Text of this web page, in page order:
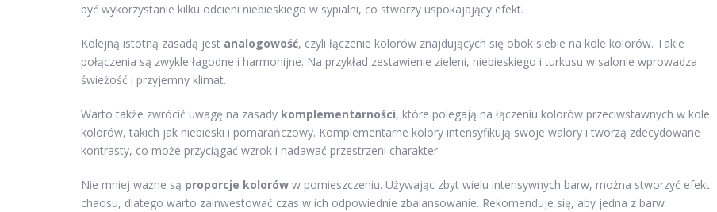
być wykorzystanie kilku odcieni niebieskiego w sypialni, co stworzy uspokajający efekt.
Kolejną istotną zasadą jest analogowość, czyli łączenie kolorów znajdujących się obok siebie na kole kolorów. Takie
połączenia są zwykle łagodne i harmonijne. Na przykład zestawienie zieleni, niebieskiego i turkusu w salonie wprowadza
świeżość i przyjemny klimat.
Warto także zwrócić uwagę na zasady komplementarności, które polegają na łączeniu kolorów przeciwstawnych w kole
kolorów, takich jak niebieski i pomarańczowy. Komplementarne kolory intensyfikują swoje walory i tworzą zdecydowane
kontrasty, co może przyciągać wzrok i nadawać przestrzeni charakter.
Nie mniej ważne są proporcje kolorów w pomieszczeniu. Używając zbyt wielu intensywnych barw, można stworzyć efekt
chaosu, dlatego warto zainwestować czas w ich odpowiednie zbalansowanie. Rekomenduje się, aby jedna z barw